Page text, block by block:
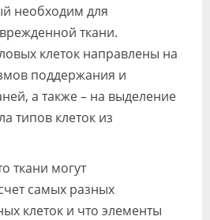
необходим для
ткани.
клеток направлены на
поддержания и
а также – на выделение
типов клеток из
ткани могут
самых разных
клеток и что элементы